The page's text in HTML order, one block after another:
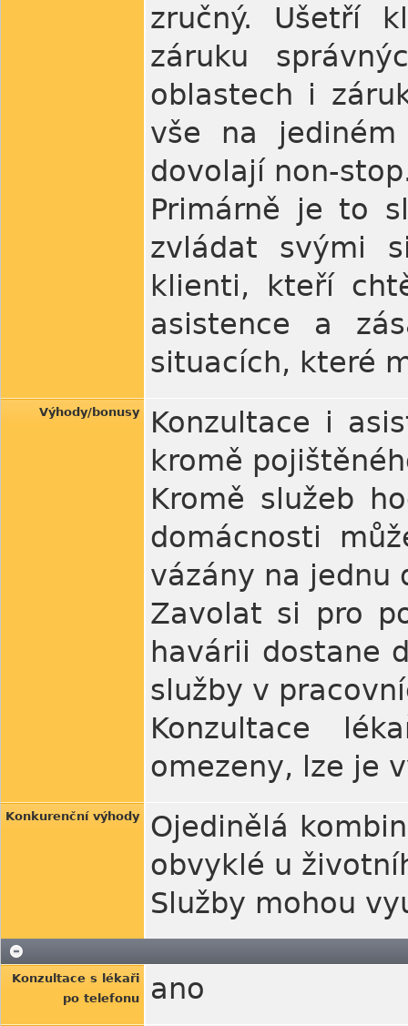
zručný. Ušetří
záruku
oblastech i
vše na
dovolají non-
Primárně je to
zvládat svými
klienti, kteří
asistence a
situacích, které
Výhody/bonusy
Konzultace i
kromě
Kromě služeb
domácnosti
vázány na jednu
Zavolat si pro
havárii dostane
služby v
Konzultace
omezeny, lze je
Konkurenční výhody
Ojedinělá
obvyklé u
Služby mohou
Konzultace s lékaři
po telefonu
ano